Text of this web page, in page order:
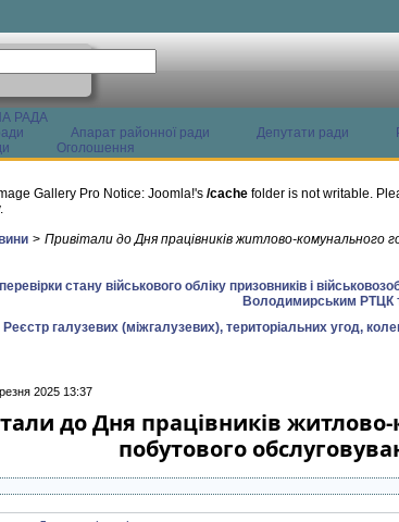
РАДА
Апарат районної ради Депутати ради
Оголошення
Gallery Pro Notice: Joomla!'s /cache folder is not writable.
> Привітали до Дня працівників житлово-комунального
стану військового обліку призовників і
Володимирським РТЦК
Реєстр галузевих (міжгалузевих), територіальних угод,
2025 13:37
до Дня працівників
побутового